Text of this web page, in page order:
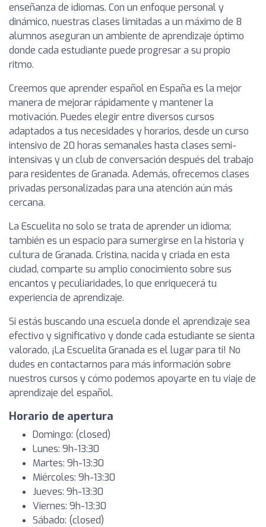
enseñanza de idiomas. Con un enfoque personal y
dinámico, nuestras clases limitadas a un máximo de 8
alumnos aseguran un ambiente de aprendizaje óptimo
donde cada estudiante puede progresar a su propio
ritmo.
Creemos que aprender español en España es la mejor
manera de mejorar rápidamente y mantener la
motivación. Puedes elegir entre diversos cursos
adaptados a tus necesidades y horarios, desde un curso
intensivo de 20 horas semanales hasta clases semi-
intensivas y un club de conversación después del trabajo
para residentes de Granada. Además, ofrecemos clases
privadas personalizadas para una atención aún más
cercana.
La Escuelita no solo se trata de aprender un idioma;
también es un espacio para sumergirse en la historia y
cultura de Granada. Cristina, nacida y criada en esta
ciudad, comparte su amplio conocimiento sobre sus
encantos y peculiaridades, lo que enriquecerá tu
experiencia de aprendizaje.
Si estás buscando una escuela donde el aprendizaje sea
efectivo y significativo y donde cada estudiante se sienta
valorado, ¡La Escuelita Granada es el lugar para ti! No
dudes en contactarnos para más información sobre
nuestros cursos y cómo podemos apoyarte en tu viaje de
aprendizaje del español.
Horario de apertura
Domingo: (closed)
Lunes: 9h-13:30
Martes: 9h-13:30
Miércoles: 9h-13:30
Jueves: 9h-13:30
Viernes: 9h-13:30
Sábado: (closed)